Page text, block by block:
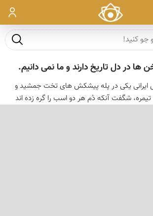
ورود
جست و
ها در دل تاریخ دارند و ما نمی دانیم.
یکی در پله پیشکش های تخت جمشید و
شگفت آنکه دُم هر دو اسب را گره زده اند